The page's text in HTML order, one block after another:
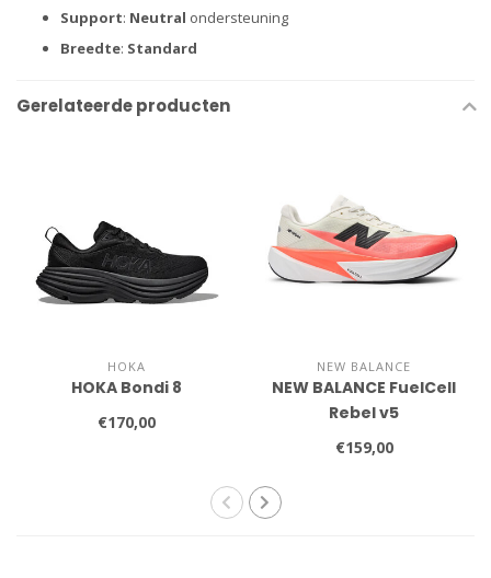
Support: Neutral ondersteuning
Breedte: Standard
Gerelateerde producten
HOKA
HOKA Bondi 8
€170,00
NEW BALANCE
NEW BALANCE FuelCell
Rebel v5
€159,00